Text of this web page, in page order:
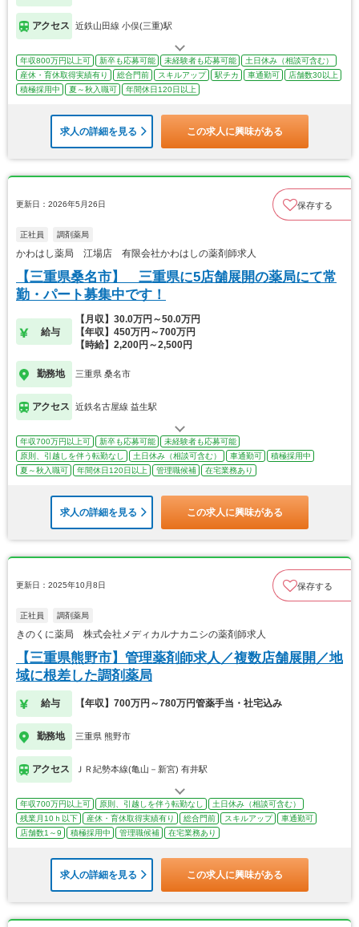
アクセス 近鉄山田線 小俣(三重)駅
年収800万円以上可 新卒も応募可能 未経験者も応募可能
土日休み（相談可含む）
産休・育休取得実績有り
総合門前 スキルアップ 駅チカ 車通勤可
店舗数30以上
積極採用中
夏～秋入職可 年間休日120日以上
求人の詳細を見る この求人に興味がある
更新日：2026年5月26日 保存する
正社員 調剤薬局
かわはし薬局 江場店 有限会社かわはしの薬剤師求人
【三重県桑名市】 三重県に5店舗展開の薬局にて常
勤・パート募集中です！
給与
【月収】30.0万円～50.0万円
【年収】450万円～700万円
【時給】2,200円～2,500円
勤務地 三重県 桑名市
アクセス 近鉄名古屋線 益生駅
年収700万円以上可 新卒も応募可能
未経験者も応募可能
原則、引越しを伴う転勤なし
土日休み（相談可含む） 車通勤可
積極採用中
夏～秋入職可
年間休日120日以上 管理職候補 在宅業務あり
求人の詳細を見る この求人に興味がある
更新日：2025年10月8日 保存する
正社員 調剤薬局
きのくに薬局 株式会社メディカルナカニシの薬剤師求人
【三重県熊野市】管理薬剤師求人／複数店舗展開／地
域に根差した調剤薬局
給与 【年収】700万円～780万円管薬手当・社宅込み
勤務地 三重県 熊野市
アクセス ＪＲ紀勢本線(亀山－新宮) 有井駅
年収700万円以上可 原則、引越しを伴う転勤なし
土日休み（相談可含む）
残業月10ｈ以下
産休・育休取得実績有り 総合門前 スキルアップ
車通勤可
店舗数1～9
積極採用中 管理職候補 在宅業務あり
求人の詳細を見る この求人に興味がある